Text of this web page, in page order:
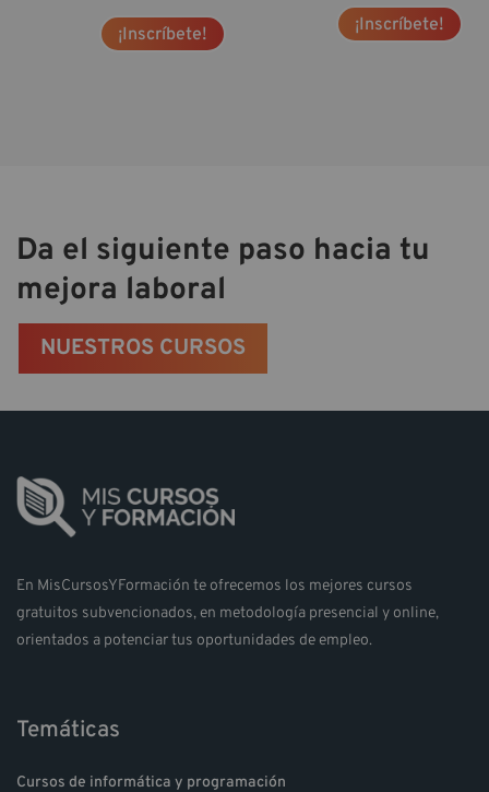
¡Inscríbete! ¡Inscríbete!
Da el siguiente paso hacia tu
mejora laboral
NUESTROS CURSOS
En MisCursosYFormación te ofrecemos los mejores cursos
gratuitos subvencionados, en metodología presencial y online,
orientados a potenciar tus oportunidades de empleo.
Temáticas
Cursos de informática y programación